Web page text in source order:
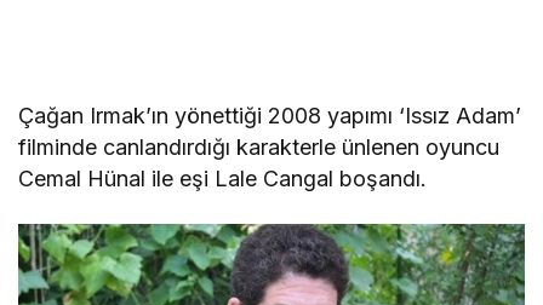
Çağan Irmak’ın yönettiği 2008 yapımı ‘Issız Adam’
filminde canlandırdığı karakterle ünlenen oyuncu
Cemal Hünal ile eşi Lale Cangal boşandı.